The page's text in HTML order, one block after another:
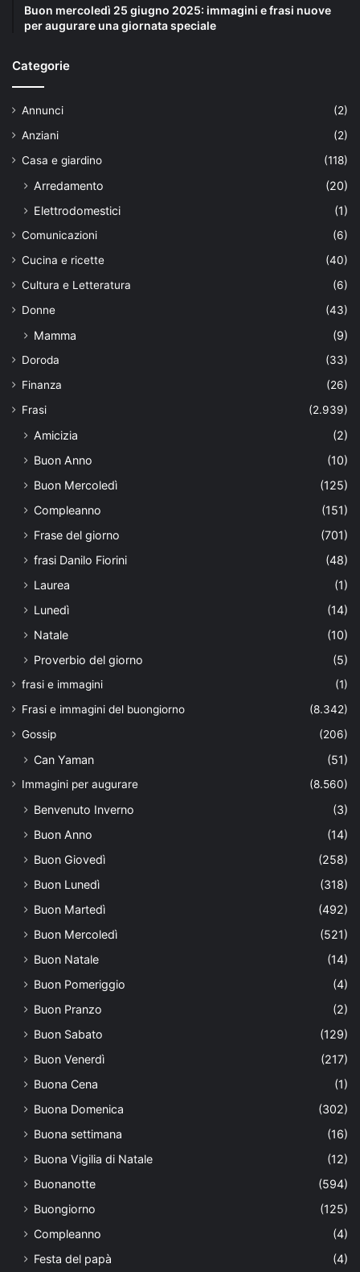
Buon mercoledì 25 giugno 2025: immagini e frasi nuove
per augurare una giornata speciale
Categorie
Annunci
(2)
Anziani
(2)
Casa e giardino
(118)
Arredamento
(20)
Elettrodomestici
(1)
Comunicazioni
(6)
Cucina e ricette
(40)
Cultura e Letteratura
(6)
Donne
(43)
Mamma (9)
Doroda
(33)
Finanza
(26)
Frasi
(2.939)
Amicizia
(2)
Buon Anno
(10)
Buon Mercoledì
(125)
Compleanno
(151)
Frase del giorno
(701)
frasi Danilo Fiorini
(48)
Laurea
(1)
Lunedì
(14)
Natale
(10)
Proverbio del giorno
(5)
frasi e immagini
(1)
Frasi e immagini del buongiorno
(8.342)
Gossip
(206)
Can Yaman (51)
Immagini per augurare (8.560)
Benvenuto Inverno
(3)
Buon Anno
(14)
Buon Giovedì
(258)
Buon Lunedì
(318)
Buon Martedì
(492)
Buon Mercoledì
(521)
Buon Natale
(14)
Buon Pomeriggio
(4)
Buon Pranzo
(2)
Buon Sabato
(129)
Buon Venerdì
(217)
Buona Cena
(1)
Buona Domenica
(302)
Buona settimana
(16)
Buona Vigilia di Natale
(12)
Buonanotte
(594)
Buongiorno
(125)
Compleanno
(4)
Festa del papà
(4)